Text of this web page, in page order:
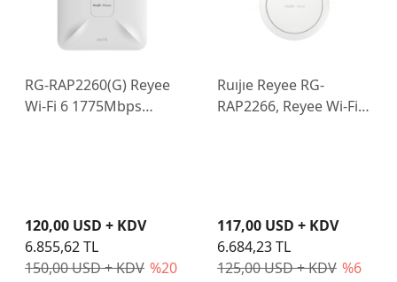
RG-RAP2260(G) Reyee
Wi-Fi 6 1775Mbps
150,00 USD + KDV %20
120,00 USD + KDV
6.855,62 TL
Ruıjıe Reyee RG-
RAP2266, Reyee Wi-Fi 6
125,00 USD + KDV %6
117,00 USD + KDV
6.684,23 TL